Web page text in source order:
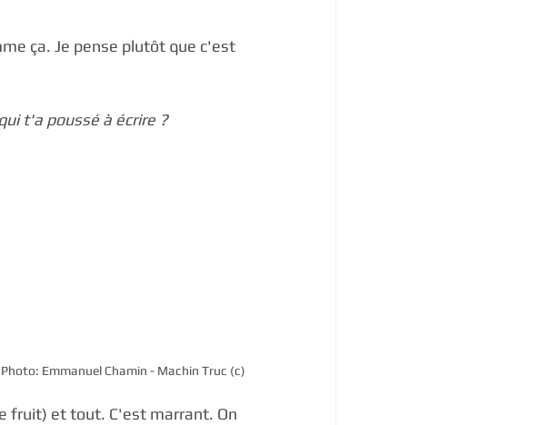
ça. Je pense plutôt que c'est
t'a poussé à écrire ?
Emmanuel Chamin - Machin Truc (c)
fruit) et tout. C'est marrant. On